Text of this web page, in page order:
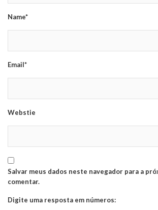
Name*
Email*
Webstie
Salvar meus dados neste navegador para a
comentar.
Digite uma resposta em números: